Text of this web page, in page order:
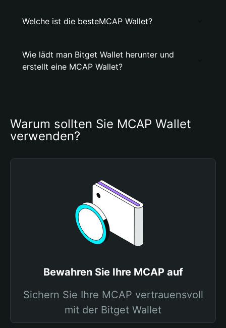
Welche ist die besteMCAP Wallet?
Wie lädt man Bitget Wallet herunter und
erstellt eine MCAP Wallet?
Warum sollten Sie MCAP Wallet
verwenden?
Bewahren Sie Ihre MCAP auf
Sichern Sie Ihre MCAP vertrauensvoll
mit der Bitget Wallet